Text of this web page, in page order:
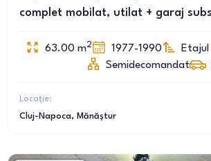
complet mobilat, utilat + garaj
63.00 m2 1977-1990 Etajul
Semidecomandat
Locație:
Cluj-Napoca, Mănăștur